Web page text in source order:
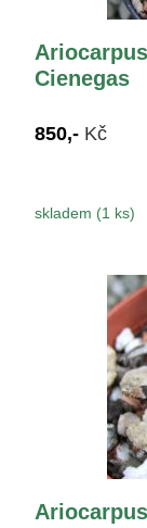
Cienegas
850,- Kč
skladem (1 ks)